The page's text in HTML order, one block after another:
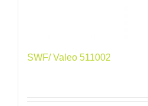
SWF/ Valeo 511002